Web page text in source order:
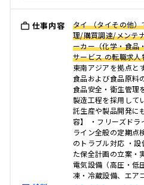
仕事内容
タイ （タイその他
理/購買調達/メンテ
ーカー（化学・食品
サービス の転職求人
東南アジアを拠点と
食品および食品原料
食品安全・衛生管理
製造工程を採用して
託生産や製品開発に
容】 ・フリーズド
ライン全般の定期点
のトラブル対応 ・
た保全計画の立案・
電気設備（高圧・低
凍・冷蔵設備、エア